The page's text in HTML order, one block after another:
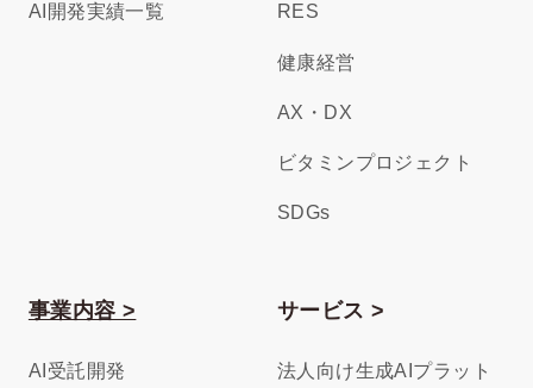
AI開発実績一覧 RES
健康経営
AX・DX
ビタミンプロジェクト
SDGs
事業内容 >
AI受託開発
サービス >
法人向け生成AIプラット